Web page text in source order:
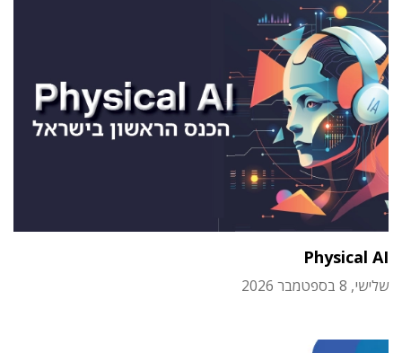
Physical AI
שלישי, 8 בספטמבר 2026